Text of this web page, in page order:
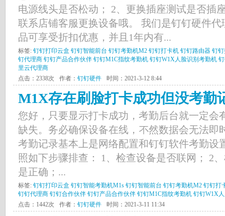
电源线头是否松动； 2、更换插座测试是否插
联系店铺客服更换设备哦。 我们是钉钉硬件
品可享受折扣优惠，并且1年内有...
标签: 钉钉打印云盒 钉钉智能前台 钉钉考勤机M2 钉钉打卡机 钉钉路由器 钉
钉代理商 钉钉产品合作伙伴 钉钉M1C指纹考勤机 钉钉W1X人脸识别考勤机
里云代理商
点击：2338次
作者： 钉钉硬件 时间：2021-3-12 8:44
M1X存在刷脸打卡成功但没考勤
您好，只要显示打卡成功，考勤后台就一定会
缺失。务必确保设备在线，不然数据会无法即
考勤记录基本上是网络配置和钉钉软件考勤设
照如下步骤排查： 1、检查设备是否联网； 2
是正确；...
标签: 钉钉打印云盒 钉钉智能考勤机M1s 钉钉智能前台 钉钉考勤机M2 钉钉打
钉钉代理商 钉钉合作伙伴 钉钉产品合作伙伴 钉钉M1C指纹考勤机 钉钉W1X
点击：1442次
作者： 钉钉硬件 时间：2021-3-11 11:34